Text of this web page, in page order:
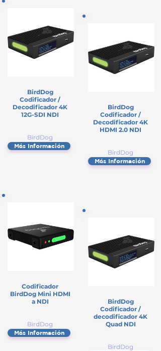
BirdDog
Codificador /
Decodificador 4K
12G-SDI NDI
BirdDog
Más Información
Codificador
BirdDog Mini HDMI
a NDI
BirdDog
Más Información
BirdDog
Codificador /
Decodificador 4K
HDMI 2.0 NDI
BirdDog
Más Información
BirdDog
Codificador /
decodificador 4K
Quad NDI
BirdDog